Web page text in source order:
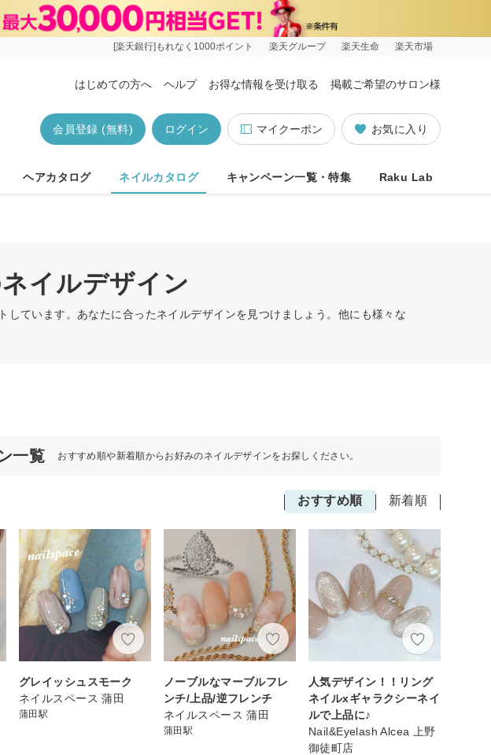
[楽天銀行]もれなく1000ポイント 楽天グループ 楽天生命 楽天市場
はじめての方へ ヘルプ お得な情報を受け取る 掲載ご希望のサロン様
お気に入り
マイクーポン
ログイン
会員登録 (無料)
ヘアカタログ ネイルカタログ キャンペーン一覧・特集 Raku Lab
イルデザイン
ています。あなたに合ったネイルデザインを見つけましょう。他にも様々な
一覧 おすすめ順や新着順からお好みのネイルデザインをお探しください。
おすすめ順 新着順
グレイッシュスモーク
ネイルスペース 蒲田
蒲田駅
ノーブルなマーブルフレ
ンチ/上品/逆フレンチ
ネイルスペース 蒲田
蒲田駅
人気デザイン！！リング
ネイルxギャラクシーネイ
ルで上品に♪
Nail&Eyelash Alcea 上野
御徒町店